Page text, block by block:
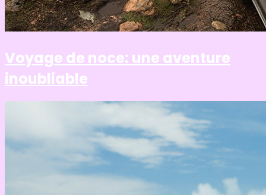
Voyage de noce: une aventure
inoubliable